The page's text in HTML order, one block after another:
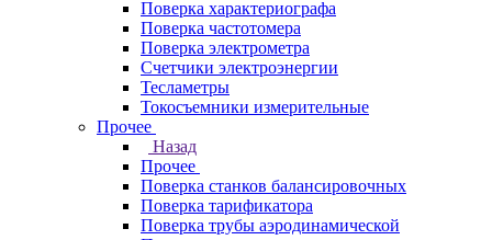
Поверка характериографа
Поверка частотомера
Поверка электрометра
Счетчики электроэнергии
Тесламетры
Токосъемники измерительные
Прочее
Назад
Прочее
Поверка станков балансировочных
Поверка тарификатора
Поверка трубы аэродинамической